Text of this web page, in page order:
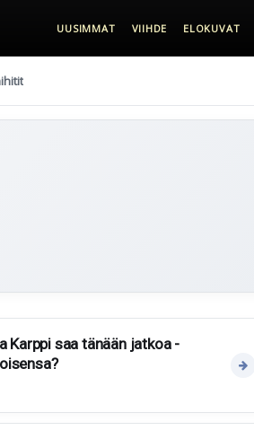
UUSIMMAT VIIHDE ELOKUVAT
Karppi saa tänään jatkoa -